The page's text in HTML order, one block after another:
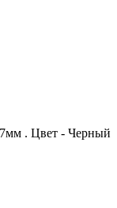
. Цвет - Черный